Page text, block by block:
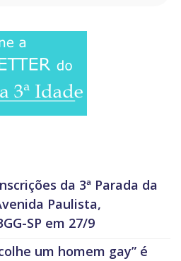
da 3ª Parada da
Paulista,
SP em 27/9
um homem gay” é